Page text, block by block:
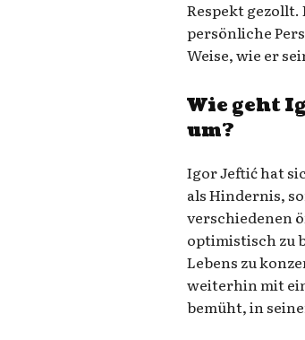
Respekt gezollt.
persönliche
Weise, wie er
Wie geht
um?
Igor Jeftić hat
als Hindernis,
verschiedenen
optimistisch zu
Lebens zu
weiterhin mit
bemüht, in